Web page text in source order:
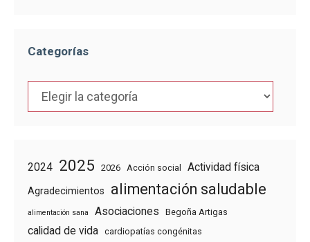
Categorías
Categorías
2024 2025 2026 Acción social Actividad física
Agradecimientos alimentación saludable
alimentación sana Asociaciones Begoña Artigas
calidad de vida cardiopatías congénitas